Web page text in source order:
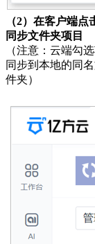
（2）在客户端
同步文件夹项目
（注意：云端勾
同步到本地的同
件夹）